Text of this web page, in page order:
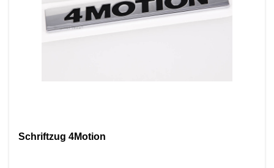
Schriftzug 4Motion